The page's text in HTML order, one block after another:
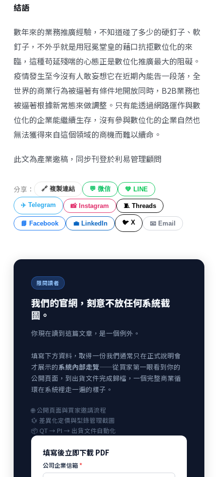
結語
數年來的業務推廣經驗，不知道碰了多少的硬釘子、軟
釘子，不外乎就是用冠冕堂皇的藉口抗拒數位化的來
臨，這種苟延殘喘的心態正是數位化推廣最大的阻礙。
疫情發生至今沒有人敢妄想它在近期內能告一段落，全
世界的商業行為被逼著有條件地開放同時，B2B業務也
被逼著根據新常態來做調整。只有能透過網路運作與數
位化的企業能繼續生存，沒有參與數位化的企業自然也
無法獲得來自這個領域的商機而難以續命。
此文為產業邀稿，同步刊登於利易管理顧問
分享： 🔗 複製連結 💬 微信 💚 LINE
✈️ Telegram 📸 Instagram 🧵 Threads
📘 Facebook 💼 LinkedIn 🐦 X 📧 Email
限閱讀者
我們的官網，刻意不放任何系統截
圖。
你現在讀到這篇文章，是一個例外。
填寫下方資料，取得一份我們通常只在正式說明會
才展示的系統內部走覽——從買家第一眼看到你的
公開頁面，到出貨文件完成歸檔，一個完整商業循
環在系統裡走一遍的樣子。
🌐 公開頁面與買家邀請流程
💱 差異化定價與型錄管理截圖
📦 QT → PI → 出貨文件自動化
填寫後立即下載 PDF
公司企業信箱*